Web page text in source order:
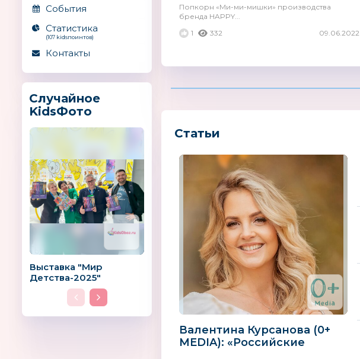
События
Статистика
(107 kidsпоинтов)
Контакты
Случайное
KidsФото
Выставка "Мир
Детства-2025"
Попкорн «Ми-ми-мишки» производства
бренда HAPPY...
1
332 09.06.2022
Статьи
Валентина Курсанова (0+
MEDIA): «Российские